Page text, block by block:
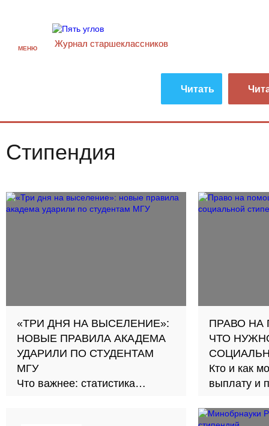
МЕНЮ Журнал старшекласcников
Читать
Стипендия
«ТРИ ДНЯ НА ВЫСЕЛЕНИЕ»:
НОВЫЕ ПРАВИЛА АКАДЕМА
УДАРИЛИ ПО СТУДЕНТАМ
МГУ
Что важнее: статистика
ПРАВО НА
ЧТО
Кто и как
выплату и